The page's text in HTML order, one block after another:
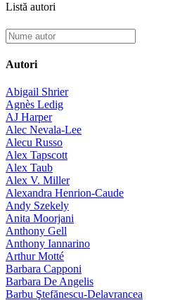
Listă autori
Autori
Abigail Shrier
Agnès Ledig
AJ Harper
Alec Nevala-Lee
Alecu Russo
Alex Tapscott
Alex Taub
Alex V. Miller
Alexandra Henrion-Caude
Andy Szekely
Anita Moorjani
Anthony Gell
Anthony Iannarino
Arthur Motté
Barbara Capponi
Barbara De Angelis
Barbu Ştefănescu-Delavrancea